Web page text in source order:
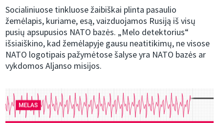
Socialiniuose tinkluose žaibiškai plinta pasaulio
žemėlapis, kuriame, esą, vaizduojamos Rusiją iš visų
pusių apsupusios NATO bazės. „Melo detektorius“
išsiaiškino, kad žemėlapyje gausu neatitikimų, ne visose
NATO logotipais pažymėtose šalyse yra NATO bazės ar
vykdomos Aljanso misijos.